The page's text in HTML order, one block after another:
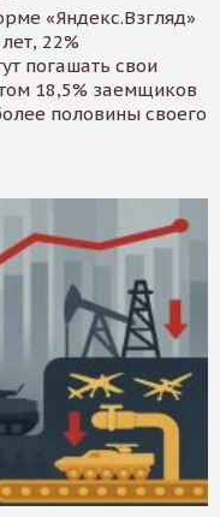
«Яндекс.Взгляд»
22%
погашать свои
18,5% заемщиков
половины своего